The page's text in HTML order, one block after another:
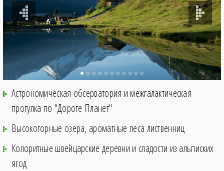
Астрономическая обсерватория и межгалактическая
прогулка по "Дороге Планет"
Высокогорные озера, ароматные леса лиственниц
Колоритные швейцарские деревни и сладости из альписких
ягод